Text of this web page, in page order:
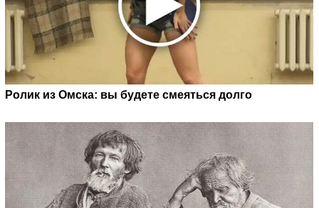
Ролик из Омска: вы будете смеяться долго